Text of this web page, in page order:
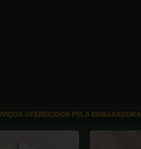
OFERECIDOS PELA EMBAXADORA